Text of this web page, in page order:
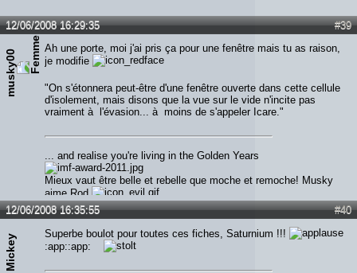
#39
12/06/2008 16:29:35
musky00
Ah une porte, moi j'ai pris ça pour une fenêtre mais tu as raison,
je modifie
"On s'étonnera peut-être d'une fenêtre ouverte dans cette cellule
d'isolement, mais disons que la vue sur le vide n'incite pas
vraiment à l'évasion... à moins de s'appeler Icare."
... and realise you're living in the Golden Years
Mieux vaut être belle et rebelle que moche et remoche! Musky
aime Rod
#40
12/06/2008 16:35:55
Mickey
Superbe boulot pour toutes ces fiches, Saturnium !!!
:app::app: